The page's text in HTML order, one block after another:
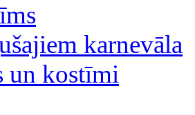
karnevāla
un kostīmi